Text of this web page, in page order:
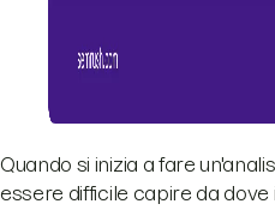
Quando si inizia a fare
essere difficile capire da